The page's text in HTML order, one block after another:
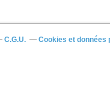
C.G.U. Cookies et données